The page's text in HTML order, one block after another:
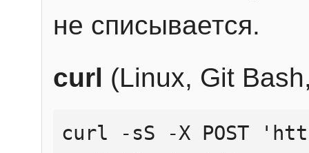
не списывается.
curl (Linux, Git
curl -sS -X POST